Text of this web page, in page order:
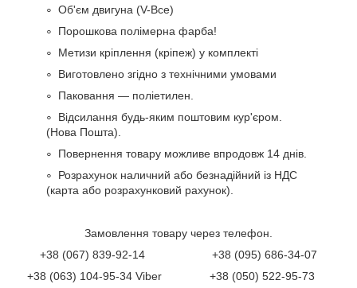
Об'єм двигуна (V-Все)
Порошкова полімерна фарба!
Метизи кріплення (кріпеж) у комплекті
Виготовлено згідно з технічними умовами
Паковання — поліетилен.
Відсилання будь-яким поштовим кур'єром.
(Нова Пошта).
Повернення товару можливе впродовж 14 днів.
Розрахунок наличний або безнадійний із НДС
(карта або розрахунковий рахунок).
Замовлення товару через телефон.
+38 (067) 839-92-14 +38 (095) 686-34-07
+38 (063) 104-95-34 Viber +38 (050) 522-95-73